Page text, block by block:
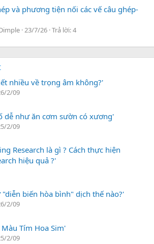
và phương tiện nối các vế câu ghép-
23/7/26 Trả lời: 4
nhiều về trọng âm không?'
2/09
dễ như ăn cơm sườn có xương'
2/09
Research là gì ? Cách thực hiện
hiệu quả ?'
biến hòa bình" dịch thế nào?'
2/09
Tím Hoa Sim'
2/09